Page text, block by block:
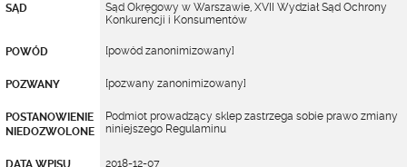
SĄD
Sąd Okręgowy w Warszawie, XVII Wydział Sąd Ochrony
Konkurencji i Konsumentów
POWÓD [powód zanonimizowany]
POZWANY [pozwany zanonimizowany]
POSTANOWIENIE
NIEDOZWOLONE
Podmiot prowadzący sklep zastrzega sobie prawo zmiany
niniejszego Regulaminu
2018-12-07